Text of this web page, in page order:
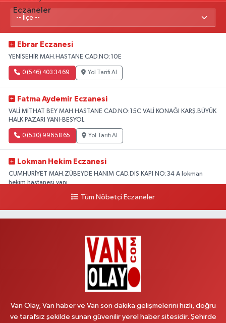
Ebrar Eczanesi
YENİŞEHİR MAH.HASTANE CAD.NO:10E
0 (546) 403 34 69 Yol Tarifi Al
Fatma Aydemir Eczanesi
VALİ MİTHAT BEY MAH.HASTANE CAD.NO:15C VALİ KONAĞI KARŞ.BÜYÜK
HALK PAZARI YANI-BEŞYOL
0 (530) 996 58 65 Yol Tarifi Al
Lokman Hekim Eczanesi
CUMHURİYET MAH.ZÜBEYDE HANIM CAD.DIŞ KAPI NO:34 A lokman
hekim hastanesi yanı
Yol Tarifi Al
Vanyolu Caddesi Yeni Diş Hastanesi Yanı NO:102F
Yol Tarifi Al
CUMHURİYET MAH.KONAK SK.NO:6
0 (530) 442 24 65 Yol Tarifi Al
Tüm Nöbetçi Eczaneler
Van Olay, Van haber ve Van son dakika gelişmelerini hızlı, doğru
ve tarafsız şekilde sunan güvenilir yerel haber sitesidir. Şehirde